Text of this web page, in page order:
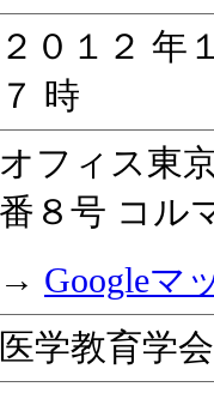
２０１２ 年
７ 時
オフィス東
番８号 コル
→ Googleマ
医学教育学